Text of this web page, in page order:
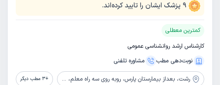
9 پزشک ایشان را تایید کرده‌اند.
کمترین معطلی
کارشناس ارشد روانشناسی عمومی
نوبت‌دهی مطب
مشاوره‌ تلفنی
رشت، بعداز بیمارستان پارس، روبه روی سه راه معلم، بالای نانوایی ولیعصر، ساختمان باراد، طبقه 5، واحد9، مرکز مشاوره تدبیر نو +
3 مطب دیگر